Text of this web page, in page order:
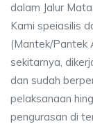
dalam Jalur
Kami speiasilis
(Mantek/Pantek
sekitarnya,
dan sudah
pelaksanaan
pengurasan di